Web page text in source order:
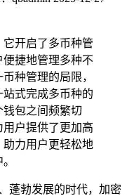
开启了多币种管
捷地管理多种不
种管理的局限，
站式完成多币种的
包之间频繁切
户提供了更加高
力用户更轻松地
蓬勃发展的时代，加密